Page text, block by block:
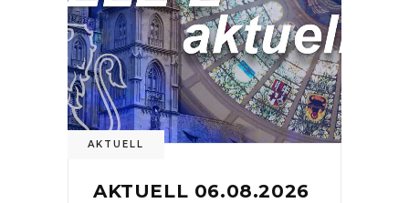
AKTUELL
AKTUELL 06.08.2026